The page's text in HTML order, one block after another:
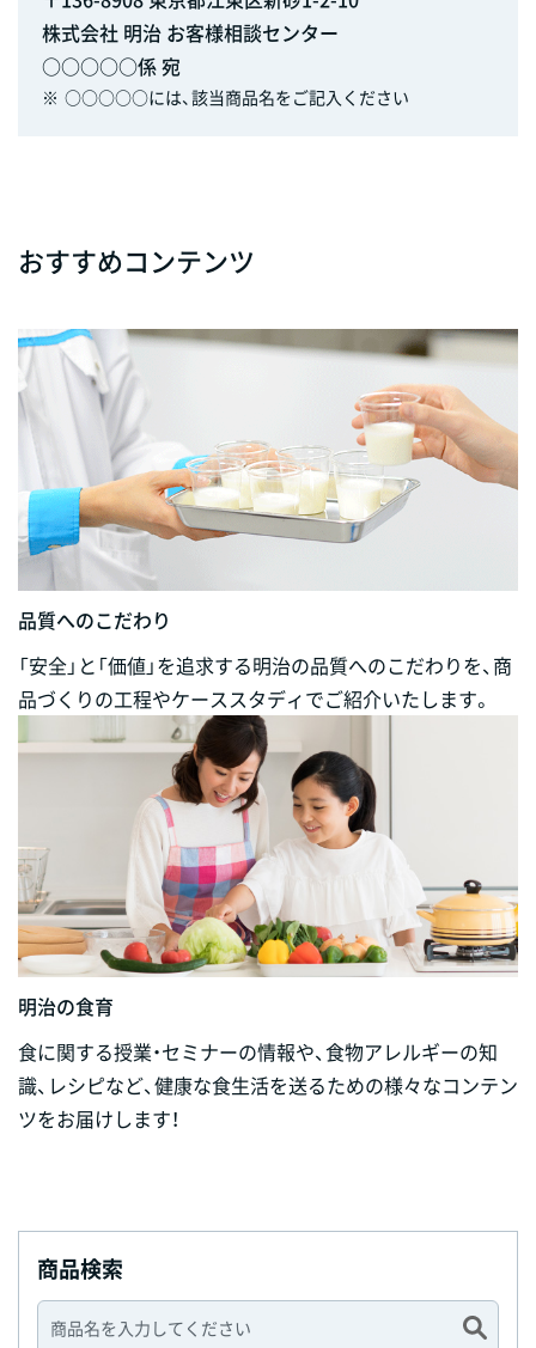
株式会社 明治 お客様相談センター
○○○○○係 宛
※ ○○○○○には、該当商品名をご記入ください
おすすめコンテンツ
品質へのこだわり
「安全」と「価値」を追求する明治の品質へのこだわりを、商
品づくりの工程やケーススタディでご紹介いたします。
明治の食育
食に関する授業・セミナーの情報や、食物アレルギーの知
識、レシピなど、健康な食生活を送るための様々なコンテン
ツをお届けします！
商品検索